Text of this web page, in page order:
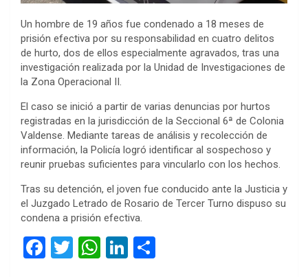
Un hombre de 19 años fue condenado a 18 meses de
prisión efectiva por su responsabilidad en cuatro delitos
de hurto, dos de ellos especialmente agravados, tras una
investigación realizada por la Unidad de Investigaciones de
la Zona Operacional II.
El caso se inició a partir de varias denuncias por hurtos
registradas en la jurisdicción de la Seccional 6ª de Colonia
Valdense. Mediante tareas de análisis y recolección de
información, la Policía logró identificar al sospechoso y
reunir pruebas suficientes para vincularlo con los hechos.
Tras su detención, el joven fue conducido ante la Justicia y
el Juzgado Letrado de Rosario de Tercer Turno dispuso su
condena a prisión efectiva.
F
T
W Li